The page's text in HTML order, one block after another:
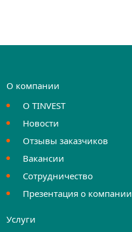
О компании
О TINVEST
Новости
Отзывы заказчиков
Вакансии
Сотрудничество
Презентация о компании
Услуги